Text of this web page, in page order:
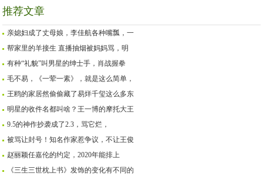
推荐文章
亲媳妇成了丈母娘，李佳航各种嘴瓢，一
帮家里的羊接生 直播抽烟被妈妈骂，明
有种“礼貌”叫男星的绅士手，肖战握拳
毛不易，《一荤一素》，就是这么简单，
王鸥的家居然偷偷藏了易烊千玺这么多东
明星的收件名都叫啥？王一博的摩托大王
9.5的神作抄袭成了2.3，骂它烂，
被骂让封号！知名作家惹争议，不让王俊
赵丽颖任嘉伦的约定，2020年能排上
《三生三世枕上书》发饰的变化有不同的